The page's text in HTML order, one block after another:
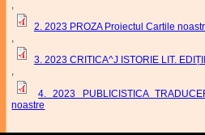
2. 2023 PROZA Proiectul Cartile
,
3. 2023 CRITICA^J ISTORIE LIT.
,
4. 2023 PUBLICISTICA
noastre